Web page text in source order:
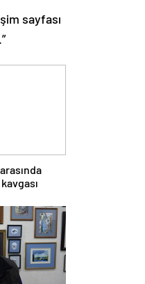
sayfası